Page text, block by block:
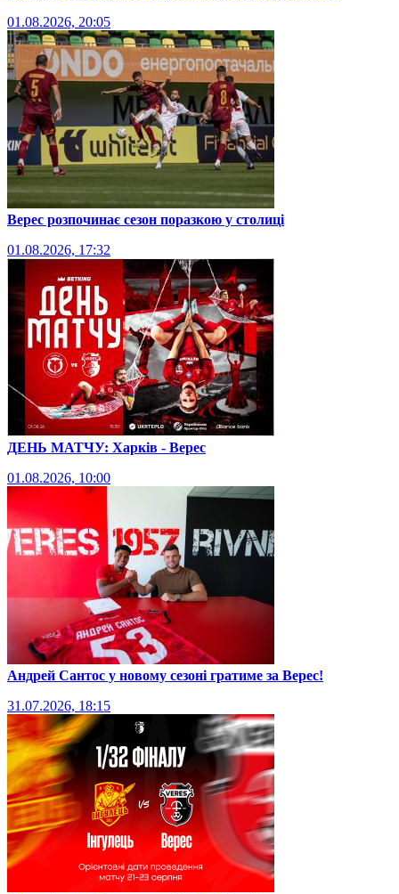
01.08.2026, 20:05
Верес розпочинає сезон поразкою у столиці
01.08.2026, 17:32
ДЕНЬ МАТЧУ: Харків - Верес
01.08.2026, 10:00
Андрей Сантос у новому сезоні гратиме за Верес!
31.07.2026, 18:15